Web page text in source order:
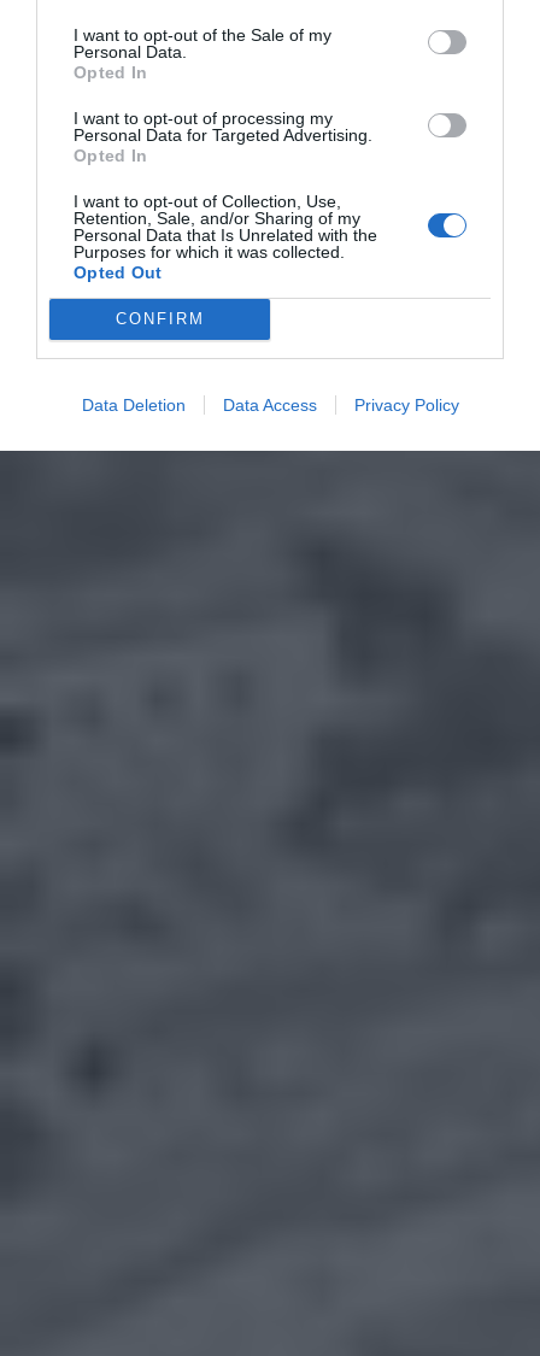
I want to opt-out of the Sale of my
Personal Data.
Opted In
I want to opt-out of processing my
Personal Data for Targeted Advertising.
Opted In
I want to opt-out of Collection, Use,
Retention, Sale, and/or Sharing of my
Personal Data that Is Unrelated with the
Purposes for which it was collected.
Opted Out
CONFIRM
Data Deletion Data Access Privacy Policy